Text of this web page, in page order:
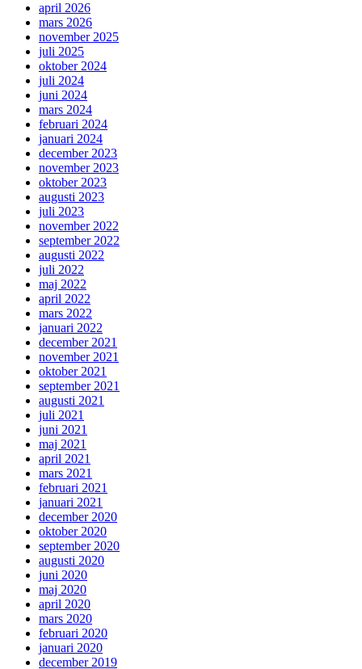
april 2026
mars 2026
november 2025
juli 2025
oktober 2024
juli 2024
juni 2024
mars 2024
februari 2024
januari 2024
december 2023
november 2023
oktober 2023
augusti 2023
juli 2023
november 2022
september 2022
augusti 2022
juli 2022
maj 2022
april 2022
mars 2022
januari 2022
december 2021
november 2021
oktober 2021
september 2021
augusti 2021
juli 2021
juni 2021
maj 2021
april 2021
mars 2021
februari 2021
januari 2021
december 2020
oktober 2020
september 2020
augusti 2020
juni 2020
maj 2020
april 2020
mars 2020
februari 2020
januari 2020
december 2019